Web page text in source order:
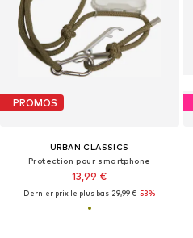
PROMOS
URBAN CLASSICS
Protection pour smartphone
13,99 €
Dernier prix le plus bas :29,99 €-53%